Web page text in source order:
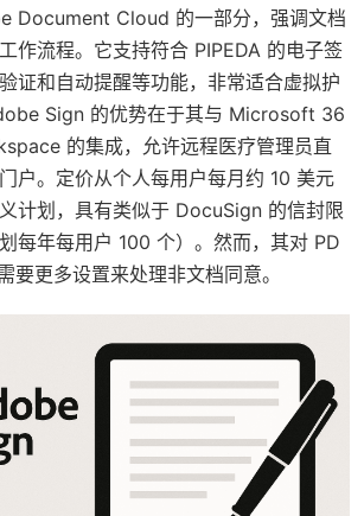
Document Cloud 的一部分，强调文档
作流程。它支持符合 PIPEDA 的电子签
证和自动提醒等功能，非常适合虚拟护
Sign 的优势在于其与 Microsoft 36
的集成，允许远程医疗管理员直
户。定价从个人每用户每月约 10 美元
计划，具有类似于 DocuSign 的信封限
每年每用户 100 个）。然而，其对 PD
要更多设置来处理非文档同意。